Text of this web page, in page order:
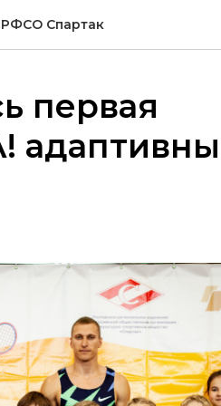
Спартак
первая